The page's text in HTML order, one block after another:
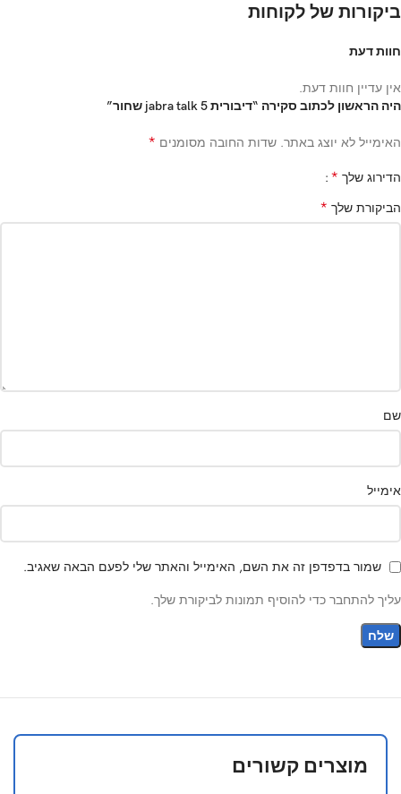
ביקורות של לקוחות
חוות דעת
אין עדיין חוות דעת.
היה הראשון לכתוב סקירה “דיבורית jabra talk 5 שחור”
האימייל לא יוצג באתר. שדות החובה מסומנים *
הדירוג שלך *
הביקורת שלך *
שם
אימייל
שמור בדפדפן זה את השם, האימייל והאתר שלי לפעם הבאה שאגיב.
עליך להתחבר כדי להוסיף תמונות לביקורת שלך.
מוצרים קשורים